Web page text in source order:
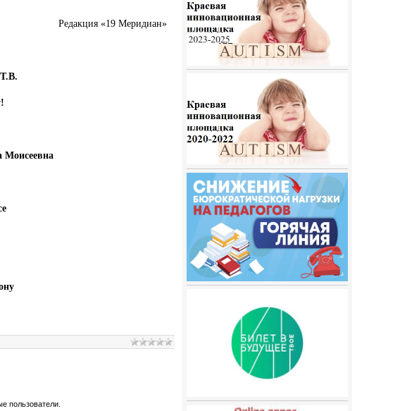
Редакция «19 Меридиан»
Моисеевна
пользователи.